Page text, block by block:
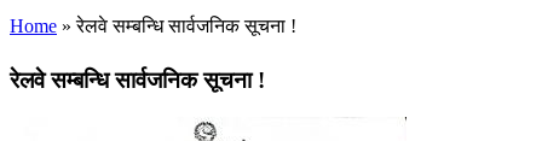
Home » रेलवे सम्बन्धि सार्वजनिक सूचना !
रेलवे सम्बन्धि सार्वजनिक सूचना !